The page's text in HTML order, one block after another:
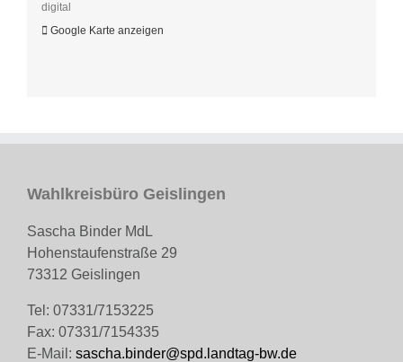
digital
Google Karte anzeigen
Wahlkreisbüro Geislingen
Sascha Binder MdL
Hohenstaufenstraße 29
73312 Geislingen
Tel: 07331/7153225
Fax: 07331/7154335
E-Mail: sascha.binder@spd.landtag-bw.de